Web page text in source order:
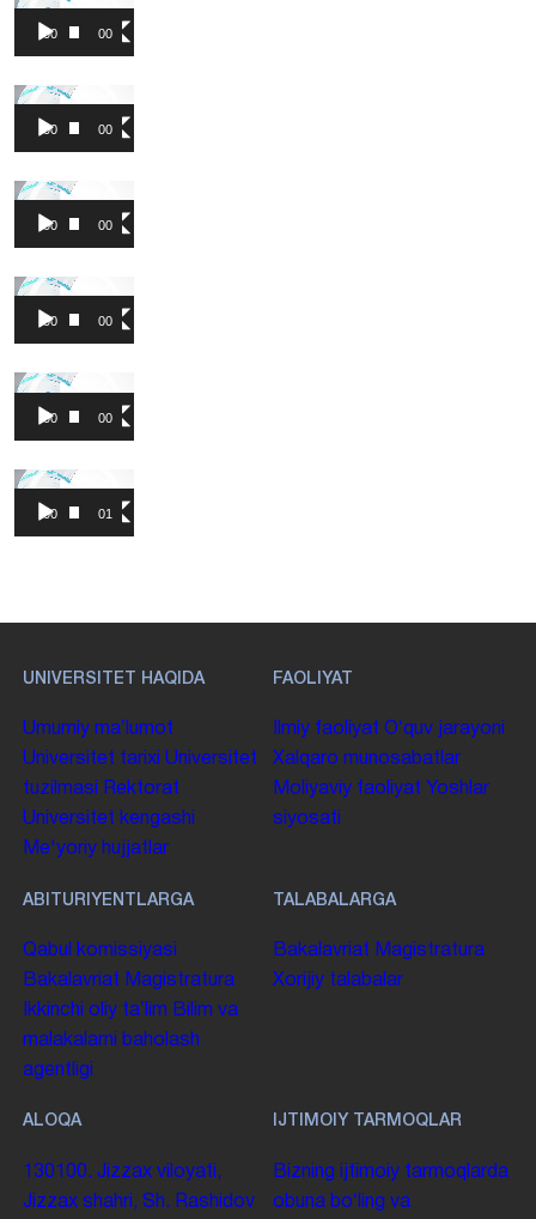
Pleyer00:00 00:49
Video
Pleyer00:00 00:58
Video
Pleyer00:00 00:49
Video
Pleyer00:00 00:49
Video
Pleyer00:00 00:57
Video
Pleyer00:00 01:18
UNIVERSITET HAQIDA
Umumiy maʼlumot
Universitet tarixi Universitet
tuzilmasi
Rektorat
Universitet kengashi
Me'yoriy hujjatlar
FAOLIYAT
Ilmiy faoliyat Oʻquv jarayoni
Xalqaro munosabatlar
Moliyaviy faoliyat Yoshlar
siyosati
ABITURIYENTLARGA
Qabul komissiyasi
Bakalavriat Magistratura
Ikkinchi oliy taʼlim Bilim va
malakalarni baholash
agentligi
TALABALARGA
Bakalavriat Magistratura
Xorijiy talabalar
ALOQA
130100. Jizzax viloyati,
Jizzax shahri, Sh. Rashidov
IJTIMOIY TARMOQLAR
Bizning ijtimoiy tarmoqlarda
obuna boʻling va